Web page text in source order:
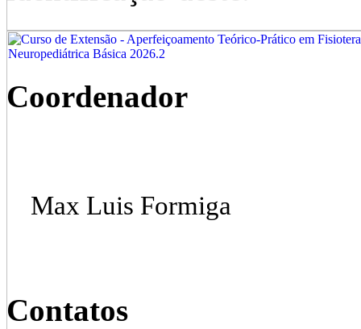
Coordenador
Max Luis Formiga
Contatos